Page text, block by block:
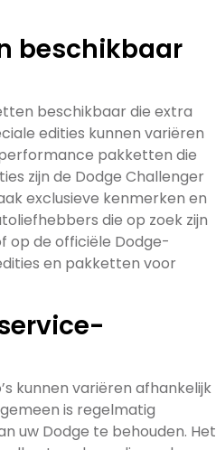
beschikbaar
beschikbaar die extra
edities kunnen variëren
pakketten die
zijn de Dodge Challenger
exclusieve kenmerken en
die op zoek zijn
op de officiële Dodge-
en pakketten voor
kunnen variëren afhankelijk
is regelmatig
uw Dodge te behouden. Het